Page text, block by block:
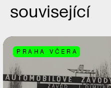
související
PRAHA VČERA